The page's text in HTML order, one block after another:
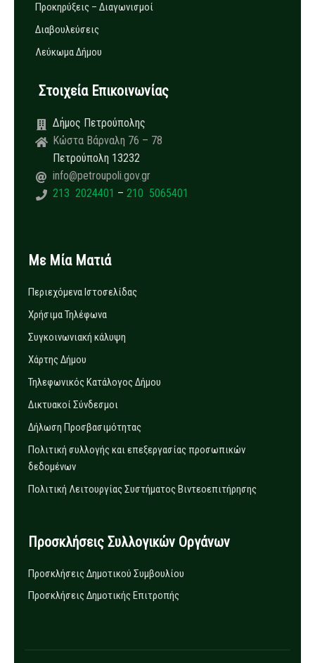
Προκηρύξεις – Διαγωνισμοί
Διαβουλεύσεις
Λεύκωμα Δήμου
Στοιχεία Επικοινωνίας
Δήμος Πετρούπολης
Κώστα Βάρναλη 76 – 78
Πετρούπολη 13232
info@petroupoli.gov.gr
213 2024401 – 210 5065401
Με Μία Ματιά
Περιεχόμενα Ιστοσελίδας
Χρήσιμα Τηλέφωνα
Συγκοινωνιακή κάλυψη
Χάρτης Δήμου
Τηλεφωνικός Κατάλογος Δήμου
Δικτυακοί Σύνδεσμοι
Δήλωση Προσβασιμότητας
Πολιτική συλλογής και επεξεργασίας προσωπικών
δεδομένων
Πολιτική Λειτουργίας Συστήματος Βιντεοεπιτήρησης
Προσκλήσεις Συλλογικών Οργάνων
Προσκλήσεις Δημοτικού Συμβουλίου
Προσκλήσεις Δημοτικής Επιτροπής